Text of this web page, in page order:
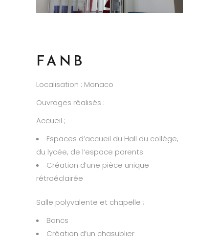
FANB
Localisation : Monaco
Ouvrages réalisés :
Accueil ;
Espaces d’accueil du Hall du collège,
du lycée, de l’espace parents
Création d’une pièce unique
rétroéclairée
Salle polyvalente et chapelle ;
Bancs
Création d’un chasublier